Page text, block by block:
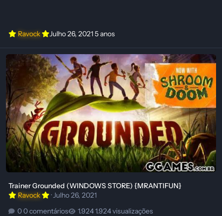
Ravock Julho 26, 20215 anos
Trainer Grounded (WINDOWS STORE) {MRANTIFUN}
Trainer Grounded (WINDOWS STORE) {MRANTIFUN}
Ravock
·Julho 26, 2021
0 comentários
1.924 visualizações